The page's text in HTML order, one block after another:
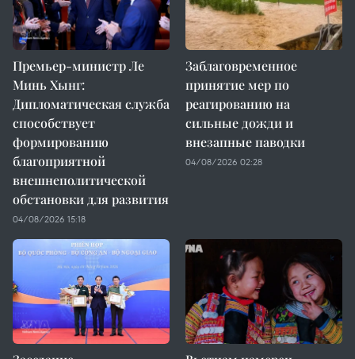
Премьер-министр Ле
Минь Хынг:
Дипломатическая служба
способствует
формированию
благоприятной
внешнеполитической
обстановки для развития
04/08/2026 15:18
Заблаговременное
принятие мер по
реагированию на
сильные дожди и
внезапные паводки
04/08/2026 02:28